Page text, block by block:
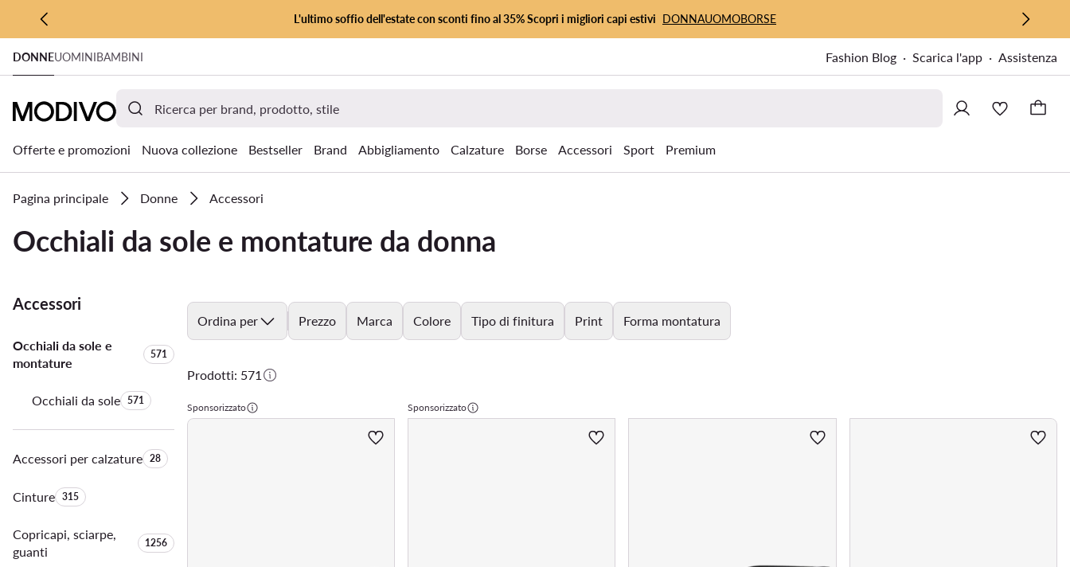
VAI AL CONTENUTO PRINCIPALE
VAI ALLA RICERCA
L'ultimo soffio dell'estate con sconti fino al 35% Scopri i migliori capi estivi DONNAUOMOBORSE
DONNEUOMINIBAMBINI Fashion Blog Scarica l'app Assistenza
Offerte e promozioni Nuova collezione Bestseller Brand Abbigliamento Calzature Borse Accessori Sport Premium
Pagina principale Donne Accessori
Occhiali da sole e montature da donna
Accessori
Occhiali da sole e
montature
Quantità di prodotti:
571
Occhiali da soleQuantità di prodotti:
571
Accessori per calzatureQuantità di prodotti:
28
CintureQuantità di prodotti:
315
Copricapi, sciarpe,
guanti
Quantità di prodotti:
1256
Ordina per Prezzo Marca Colore Tipo di finitura Print Forma montatura
Prodotti: 571
Sponsorizzato Sponsorizzato